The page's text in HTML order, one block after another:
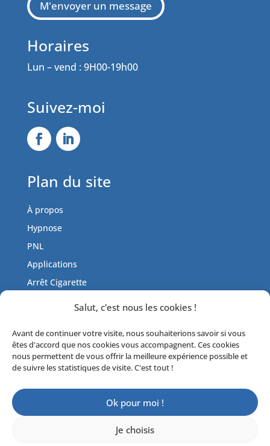
Salut, c'est nous les cookies !
Avant de continuer votre visite, nous souhaiterions savoir si vous
êtes d'accord que nos cookies vous accompagnent. Ces cookies
nous permettent de vous offrir la meilleure expérience possible et
de suivre les statistiques de visite. C'est tout !
Ok pour moi !
Je choisis
M'envoyer un message
Horaires
Lun – vend : 9H00-19h00
Suivez-moi
Plan du site
À propos
Hypnose
PNL
Applications
Arrêt Cigarette
Contactez-moi
Livre d’or
© 2017-2023 Fred Galot |Mentions
Politique de confidentialité